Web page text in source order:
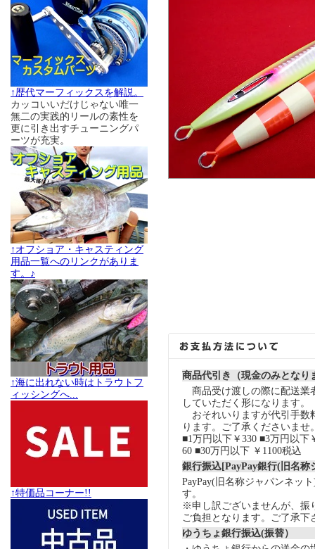
↑歴代マーフィックスを解説。
カッコいいだけじゃない唯一
無二の実践的リールの素性を
更に引き出すチューニングパ
ーツが充実。
↑オフショア・キャスティング
用品一覧へのリンクがありま
す。♪
↑海に出れない時はトラウトフ
ィッシングへ...
↑特価品コーナー!!
商品代引き（現金のみとなり
商品受け渡しの際に配送業
していただく形になります。
おそれいりますが代引手数
ります。ご了承くださいませ
■1万円以下￥330 ■3万円以下
60 ■30万円以下 ￥1100税込
銀行振込[PayPay銀行(旧名称
PayPay(旧名称ジャパンネッ
す。
※申し訳ございませんが、振
ご負担となります。ご了承下
ゆうちょ銀行振込(振替）